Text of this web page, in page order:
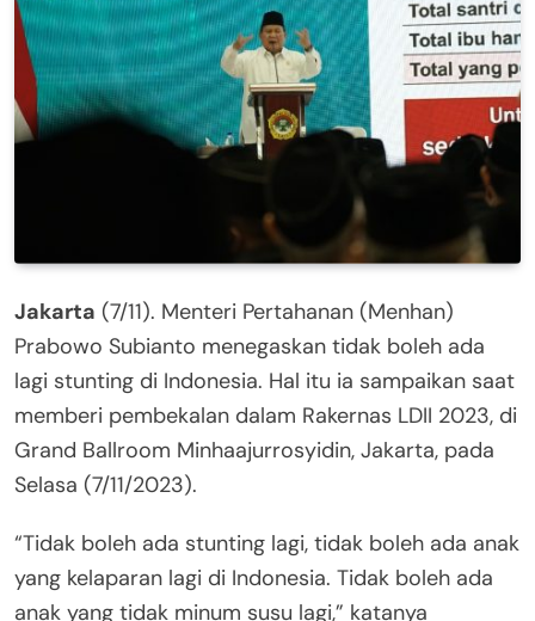
​Jakarta (7/11). Menteri Pertahanan (Menhan)
Prabowo Subianto menegaskan tidak boleh ada
lagi stunting di Indonesia. Hal itu ia sampaikan saat
memberi pembekalan dalam Rakernas LDII 2023, di
Grand Ballroom Minhaajurrosyidin, Jakarta, pada
Selasa (7/11/2023).
“Tidak boleh ada stunting lagi, tidak boleh ada anak
yang kelaparan lagi di Indonesia. Tidak boleh ada
anak yang tidak minum susu lagi,” katanya